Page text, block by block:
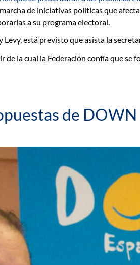
de iniciativas políticas que
a su programa electoral.
Levy, está previsto que asista la
la cual la Federación confía que se
de